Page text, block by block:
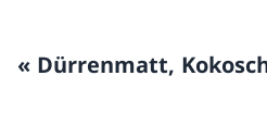
« Dürrenmatt,